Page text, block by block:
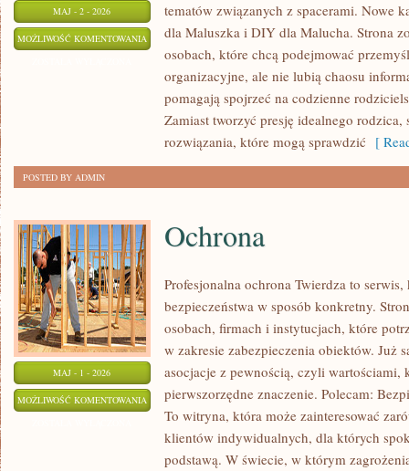
MAJ - 2 - 2026
MOŻLIWOŚĆ KOMENTOWANIA PODRÓŻE
DZIECKIEM
tematów związanych z spacerami. Nowe
dla Maluszka i DIY dla Malucha. Strona
osobach, które chcą podejmować
organizacyjne, ale nie lubią chaosu
pomagają spojrzeć na codzienne
Zamiast tworzyć presję idealnego rodzica,
rozwiązania, które mogą sprawdzić [
POSTED BY ADMIN
MAJ - 1 - 2026
MOŻLIWOŚĆ KOMENTOWANIA OCHRONA
Ochrona
Profesjonalna ochrona Twierdza to
bezpieczeństwa w sposób konkretny.
osobach, firmach i instytucjach, które
w zakresie zabezpieczenia obiektów. Już
asocjacje z pewnością, czyli
pierwszorzędne znaczenie. Polecam:
To witryna, która może zainteresować
klientów indywidualnych, dla których
podstawą. W świecie, w którym